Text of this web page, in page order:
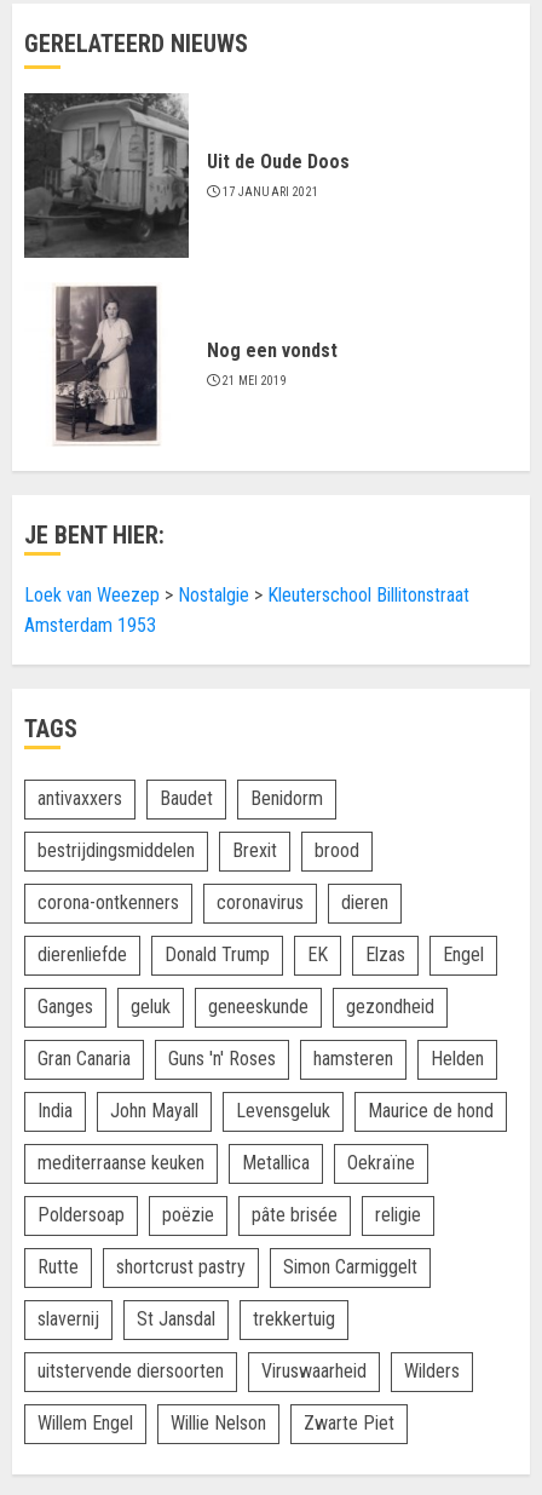
GERELATEERD NIEUWS
Uit de Oude Doos
17 JANUARI 2021
Nog een vondst
21 MEI 2019
JE BENT HIER:
Loek van Weezep > Nostalgie > Kleuterschool Billitonstraat
Amsterdam 1953
TAGS
antivaxxers Baudet Benidorm
bestrijdingsmiddelen Brexit brood
corona-ontkenners coronavirus dieren
dierenliefde Donald Trump EK Elzas Engel
Ganges geluk geneeskunde gezondheid
Gran Canaria Guns 'n' Roses hamsteren Helden
India John Mayall Levensgeluk Maurice de hond
mediterraanse keuken Metallica Oekraïne
Poldersoap poëzie pâte brisée religie
Rutte shortcrust pastry Simon Carmiggelt
slavernij St Jansdal trekkertuig
uitstervende diersoorten Viruswaarheid Wilders
Willem Engel Willie Nelson Zwarte Piet